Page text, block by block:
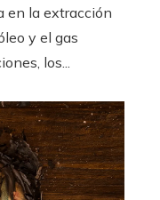
en la extracción
y el gas
los...